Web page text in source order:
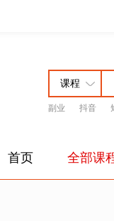
副业 抖音
首页 全部课